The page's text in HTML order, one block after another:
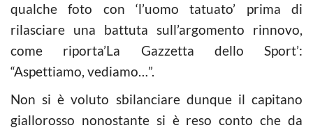
qualche foto con ‘l’uomo tatuato’ prima di
rilasciare una battuta sull’argomento rinnovo,
come riporta’La Gazzetta dello Sport’:
“Aspettiamo, vediamo…”.
Non si è voluto sbilanciare dunque il capitano
giallorosso nonostante si è reso conto che da